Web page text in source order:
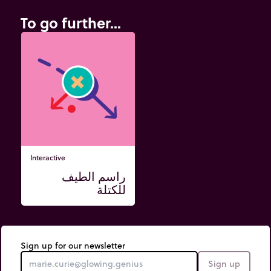
To go further...
Interactive
راسم الطيف
للكتلة
Sign up for our newsletter
Sign up